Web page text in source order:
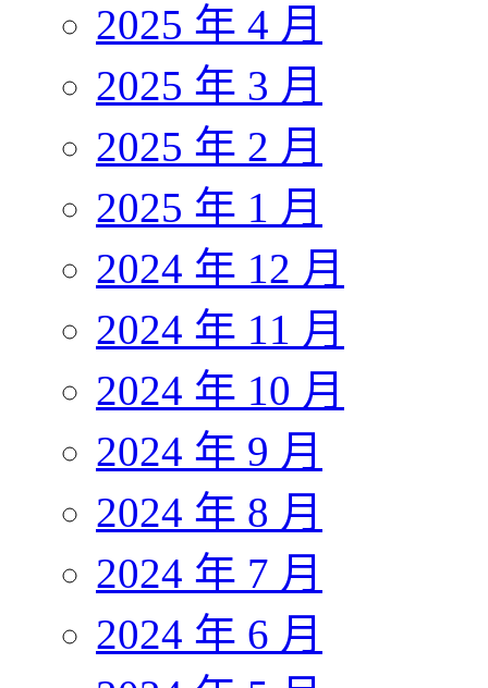
2025 年 4 月
2025 年 3 月
2025 年 2 月
2025 年 1 月
2024 年 12 月
2024 年 11 月
2024 年 10 月
2024 年 9 月
2024 年 8 月
2024 年 7 月
2024 年 6 月